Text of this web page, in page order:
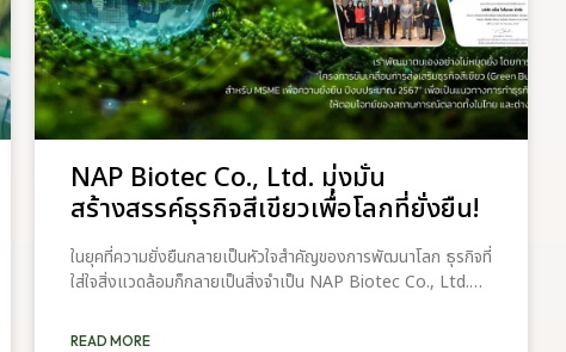
NAP Biotec Co., Ltd. มุ่งมั่น
สร้างสรรค์ธุรกิจสีเขียวเพื่อโลกที่ยั่งยืน!
ในยุคที่ความยั่งยืนกลายเป็นหัวใจสำคัญของการพัฒนาโลก ธุรกิจที่
ใส่ใจสิ่งแวดล้อมก็กลายเป็นสิ่งจำเป็น NAP Biotec Co., Ltd.
ที่ยั่งยืน ด้วยการขับเคลื่อนนวัตกรรมจากพลังของธรรมชาติเรา
READ MORE